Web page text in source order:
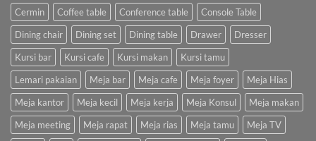
Cermin
Coffee table Conference table
Console Table
Dining chair
Dining set Dining table Drawer
Dresser
Kursi bar
Kursi cafe Kursi makan
Kursi tamu
Lemari pakaian
Meja bar Meja cafe Meja foyer
Meja Hias
Meja kantor
Meja kecil Meja kerja Meja Konsul
Meja makan
Meja meeting
Meja rapat Meja rias Meja tamu
Meja TV